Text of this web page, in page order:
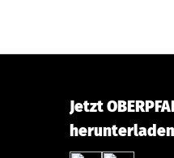
Jetzt